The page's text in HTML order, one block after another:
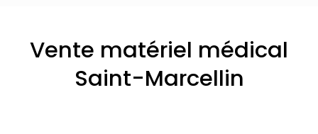
Vente matériel médical
Saint-Marcellin